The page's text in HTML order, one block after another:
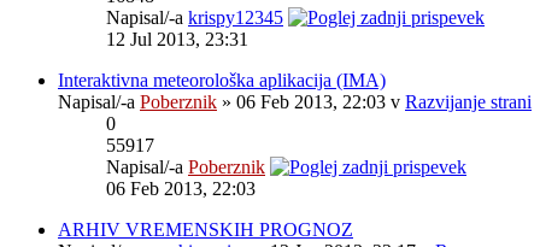
Napisal/-a krispy12345
12 Jul 2013, 23:31
Interaktivna meteorološka aplikacija (IMA)
Napisal/-a Poberznik » 06 Feb 2013, 22:03 v Razvijanje strani
0
55917
Napisal/-a Poberznik
06 Feb 2013, 22:03
ARHIV VREMENSKIH PROGNOZ